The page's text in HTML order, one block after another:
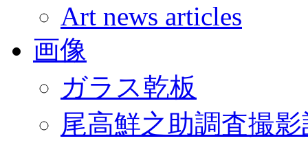
Art news articles
画像
ガラス乾板
尾高鮮之助調査撮